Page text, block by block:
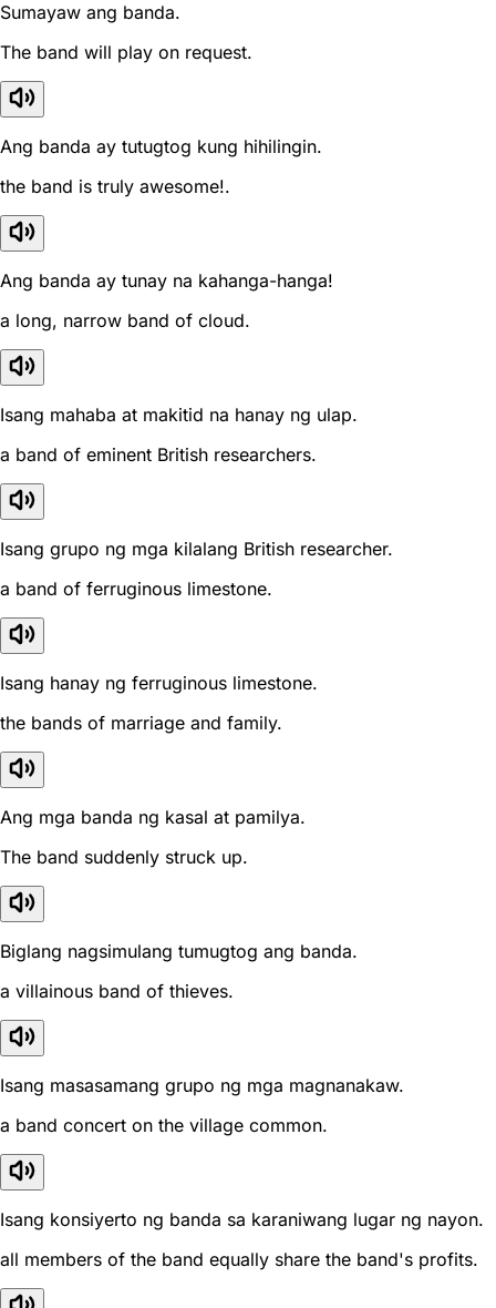
Sumayaw ang banda.
The band will play on request.
Ang banda ay tutugtog kung hihilingin.
the band is truly awesome!.
Ang banda ay tunay na kahanga-hanga!
a long, narrow band of cloud.
Isang mahaba at makitid na hanay ng ulap.
a band of eminent British researchers.
Isang grupo ng mga kilalang British researcher.
a band of ferruginous limestone.
Isang hanay ng ferruginous limestone.
the bands of marriage and family.
Ang mga banda ng kasal at pamilya.
The band suddenly struck up.
Biglang nagsimulang tumugtog ang banda.
a villainous band of thieves.
Isang masasamang grupo ng mga magnanakaw.
a band concert on the village common.
Isang konsiyerto ng banda sa karaniwang lugar ng nayon.
all members of the band equally share the band's profits.